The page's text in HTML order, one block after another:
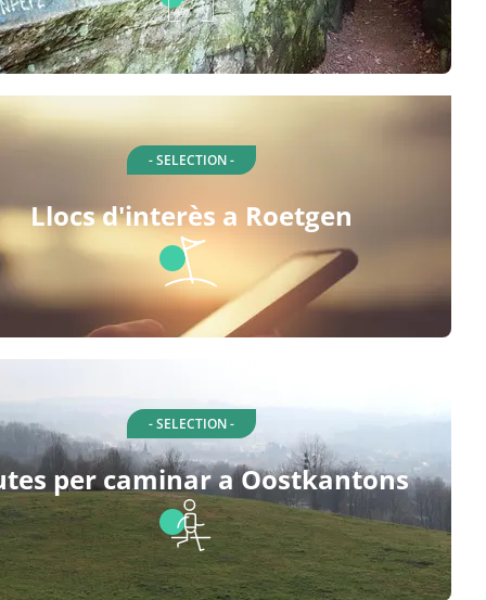
- SELECTION -
Llocs d'interès a Roetgen
- SELECTION -
per caminar a Oostkantons